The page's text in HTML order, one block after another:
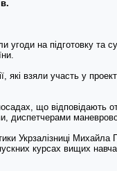
угоди на підготовку
які взяли участь у
що відповідають
диспетчерами маневрової
Укрзалізниці
курсах вищих